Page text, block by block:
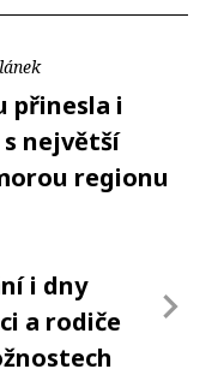
přinesla i
největší
regionu
i dny
a rodiče